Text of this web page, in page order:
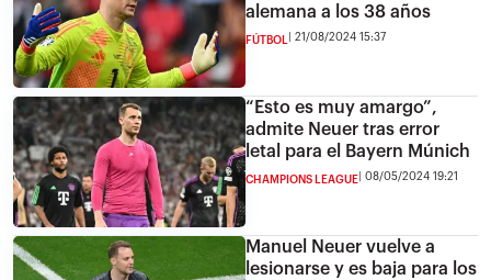
alemana a los 38 años
FÚTBOL 21/08/2024 15:37
“Esto es muy amargo”,
admite Neuer tras error
letal para el Bayern Múnich
CHAMPIONS LEAGUE 08/05/2024 19:21
Manuel Neuer vuelve a
lesionarse y es baja para los